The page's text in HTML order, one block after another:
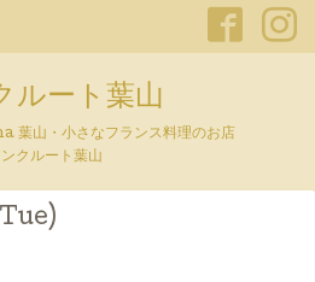
ルート葉山
山・小さなフランス料理のお店
クルート葉山